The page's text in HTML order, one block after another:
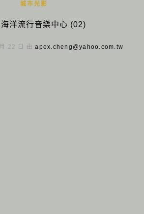
城市光影
洋流行音樂中心 (02)
22 日 由apex.cheng@yahoo.com.tw